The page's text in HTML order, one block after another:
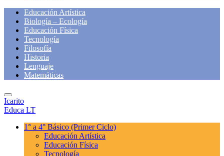
Educación Artística
Biología – Ecología
Educación Física
Tecnología
Filosofía
Historia
Lenguaje
Matemáticas
Icarito
Educa LT
1° a 4° Básico (Primer Ciclo)
Educación Artística
Educación Física
Tecnología